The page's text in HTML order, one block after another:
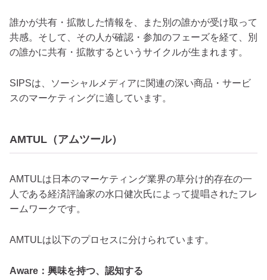
誰かが共有・拡散した情報を、また別の誰かが受け取って
共感。そして、その人が確認・参加のフェーズを経て、別
の誰かに共有・拡散するというサイクルが生まれます。
SIPSは、ソーシャルメディアに関連の深い商品・サービ
スのマーケティングに適しています。
AMTUL（アムツール）
AMTULは日本のマーケティング業界の草分け的存在の一
人である経済評論家の水口健次氏によって提唱されたフレ
ームワークです。
AMTULは以下のプロセスに分けられています。
Aware：興味を持つ、認知する